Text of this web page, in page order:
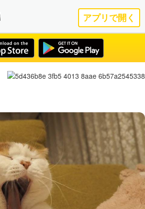
アプリで開く